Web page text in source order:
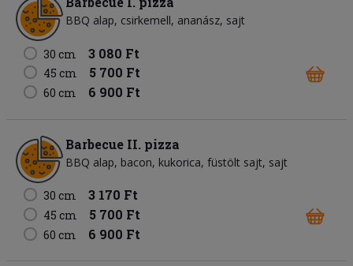
BBQ alap csirkemell ananász sajt
30 cm 3 080 Ft
45 cm 5 700 Ft
60 cm 6 900 Ft
Barbecue II. pizza
BBQ alap bacon kukorica füstölt sajt sajt
30 cm 3 170 Ft
45 cm 5 700 Ft
60 cm 6 900 Ft